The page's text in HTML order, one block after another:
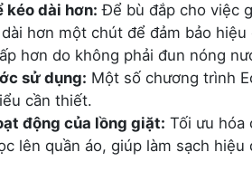
kéo dài hơn: Để bù đắp cho việc
hơn một chút để đảm bảo
hơn do không phải đun nóng
sử dụng: Một số chương trình
cần thiết.
động của lồng giặt: Tối ưu hóa
lên quần áo, giúp làm sạch